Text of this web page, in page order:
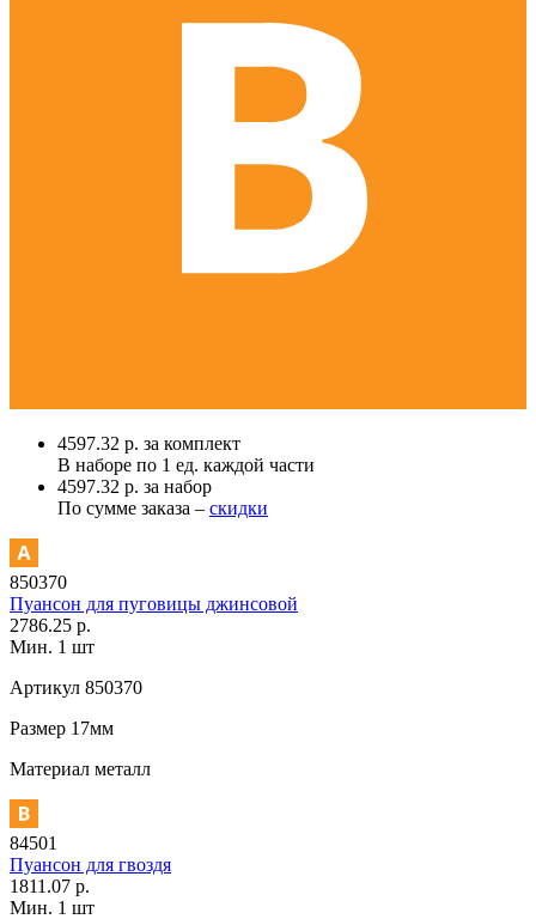
4597.32 р. за комплект
В наборе по 1 ед. каждой части
4597.32 р. за набор
По сумме заказа – скидки
850370
Пуансон для пуговицы джинсовой
2786.25 р.
Мин. 1 шт
Артикул 850370
Размер 17мм
Материал металл
84501
Пуансон для гвоздя
1811.07 р.
Мин. 1 шт